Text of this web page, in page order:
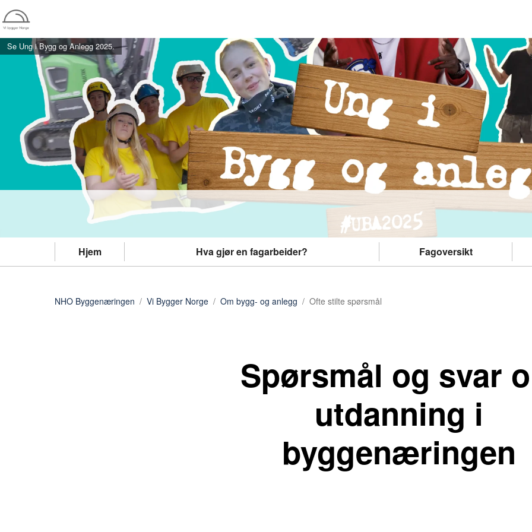
Se Ung i Bygg og Anlegg 2025.
Hjem Hva gjør en fagarbeider? Fagoversikt
NHO Byggenæringen Vi Bygger Norge Om bygg- og anlegg Ofte stilte spørsmål
Spørsmål og svar
utdanning i
byggenæringen